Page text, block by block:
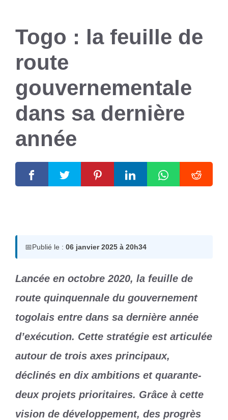
Togo : la feuille de
route
gouvernementale
dans sa dernière
année
📅Publié le : 06 janvier 2025 à 20h34
Lancée en octobre 2020, la feuille de
route quinquennale du gouvernement
togolais entre dans sa dernière année
d’exécution. Cette stratégie est articulée
autour de trois axes principaux,
déclinés en dix ambitions et quarante-
deux projets prioritaires. Grâce à cette
vision de développement, des progrès